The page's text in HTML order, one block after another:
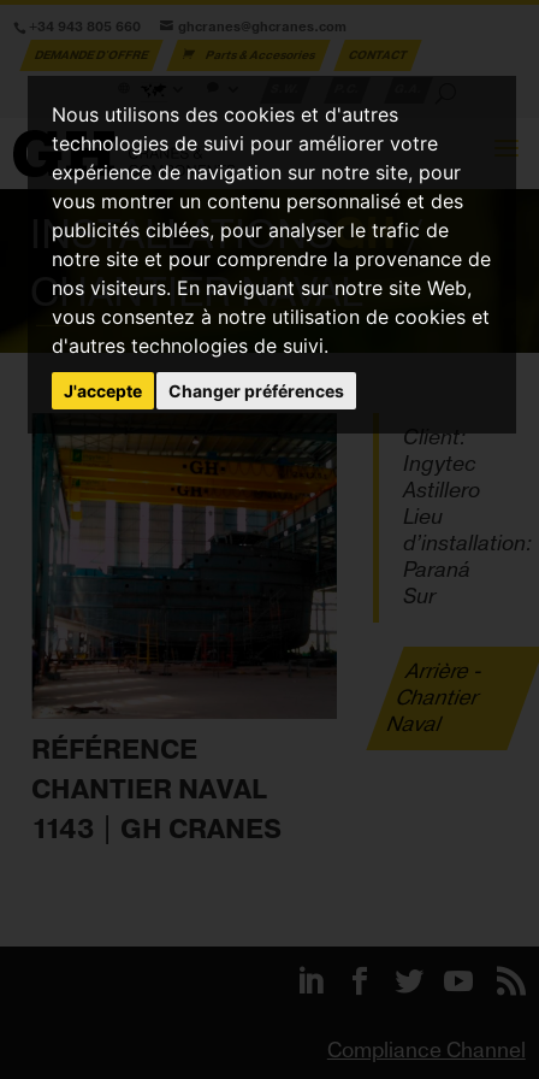
Nous utilisons des cookies et d'autres
technologies de suivi pour améliorer votre
expérience de navigation sur notre site, pour
vous montrer un contenu personnalisé et des
publicités ciblées, pour analyser le trafic de
notre site et pour comprendre la provenance de
nos visiteurs. En naviguant sur notre site Web,
vous consentez à notre utilisation de cookies et
d'autres technologies de suivi.
J'accepte Changer préférences
+34 943 805 660 ghcranes@ghcranes.com
DEMANDE D'OFFRE Parts & Accesories
CONTACT
INSTALLATIONSGH/
CHANTIER NAVAL
RÉFÉRENCE
CHANTIER NAVAL
1143 | GH CRANES
Client:
Ingytec
Astillero
Lieu
d’installation:
Paraná
Sur
Arrière -
Chantier
Naval
Compliance Channel